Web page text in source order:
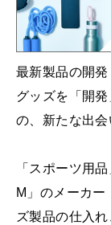
最新製品の開
グッズを「開
の、新たな出会
「スポーツ用
M」のメーカ
ズ製品の仕入